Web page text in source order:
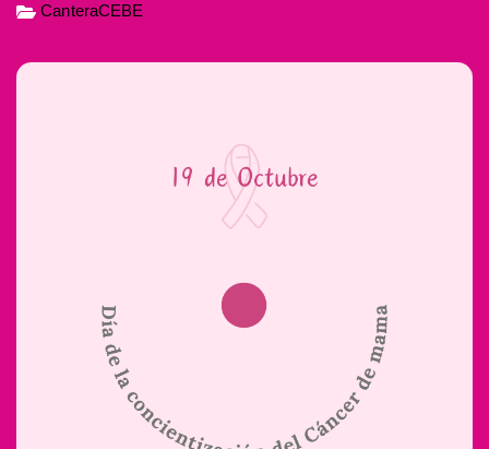
CanteraCEBE